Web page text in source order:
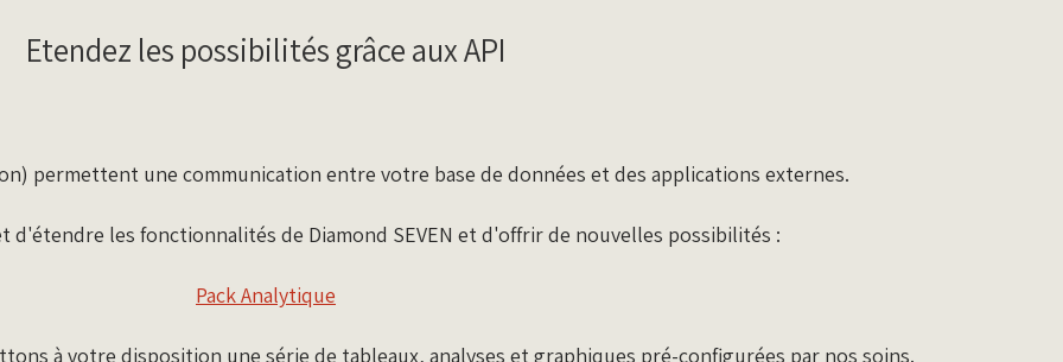
Etendez les possibilités grâce aux API
permettent une communication entre votre base de données et des applications externes.
d'étendre les fonctionnalités de Diamond SEVEN et d'offrir de nouvelles possibilités :
Pack Analytique
à votre disposition une série de tableaux, analyses et graphiques pré-configurées par nos soins.